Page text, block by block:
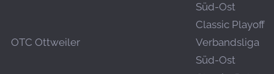
OTC Ottweiler
Süd-Ost
Classic Playoff,
Verbandsliga
Süd-Ost